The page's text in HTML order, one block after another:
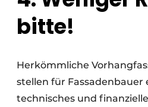
bitte!
Herkömmliche
stellen für Fassadenbauer
technisches und